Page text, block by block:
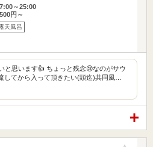
～25:00
円～
天風呂
と思います👍 ちょっと残念😢なのがサウ
してから入って頂きたい(頭迄)共同風…